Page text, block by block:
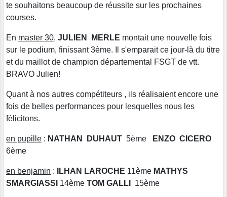
te souhaitons beaucoup de réussite sur les prochaines
courses.
En master 30, JULIEN MERLE montait une nouvelle fois
sur le podium, finissant 3ème. Il s'emparait ce jour-là du titre
et du maillot de champion départemental FSGT de vtt.
BRAVO Julien!
Quant à nos autres compétiteurs , ils réalisaient encore une
fois de belles performances pour lesquelles nous les
félicitons.
en pupille : NATHAN DUHAUT 5ème
ENZO CICERO
6ème
en benjamin : ILHAN LAROCHE 11ème MATHYS
SMARGIASSI 14ème TOM GALLI 15ème